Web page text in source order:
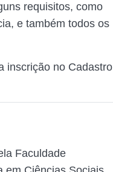
requisitos, como
e também todos os
inscrição no Cadastro
Faculdade